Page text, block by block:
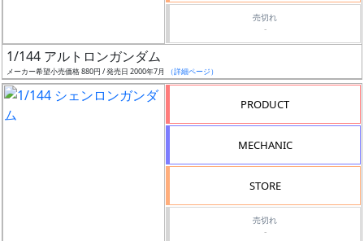
日
発
売
売切れ
-
1/144 アルトロンガンダム
メーカー希望小売価格 880円 / 発売日 2000年7月 （詳細ページ）
PRODUCT
MECHANIC
STORE
売切れ
-